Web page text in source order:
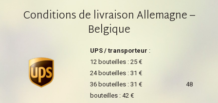
Conditions de livraison Allemagne –
Belgique
UPS / transporteur :
12 bouteilles : 25 €
24 bouteilles : 31 €
36 bouteilles : 31 € 48
bouteilles : 42 €